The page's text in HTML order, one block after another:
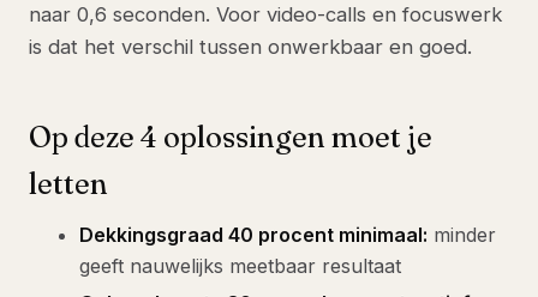
naar 0,6 seconden. Voor video-calls en focuswerk
is dat het verschil tussen onwerkbaar en goed.
Op deze 4 oplossingen moet je
letten
Dekkingsgraad 40 procent minimaal: minder
geeft nauwelijks meetbaar resultaat